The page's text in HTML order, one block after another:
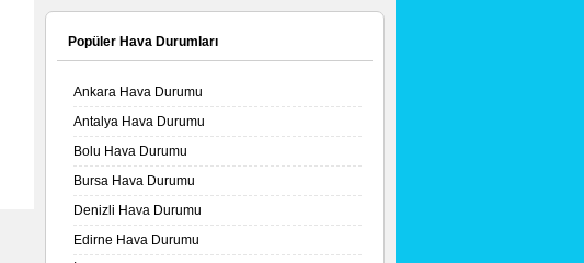
Popüler Hava Durumları
Ankara Hava Durumu
Antalya Hava Durumu
Bolu Hava Durumu
Bursa Hava Durumu
Denizli Hava Durumu
Edirne Hava Durumu